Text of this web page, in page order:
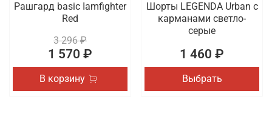
Рашгард basic Iamfighter
Red
3 296 ₽
1 570 ₽
В корзину
Шорты LEGENDA Urban c
карманами светло-
серые
1 460 ₽
Выбрать